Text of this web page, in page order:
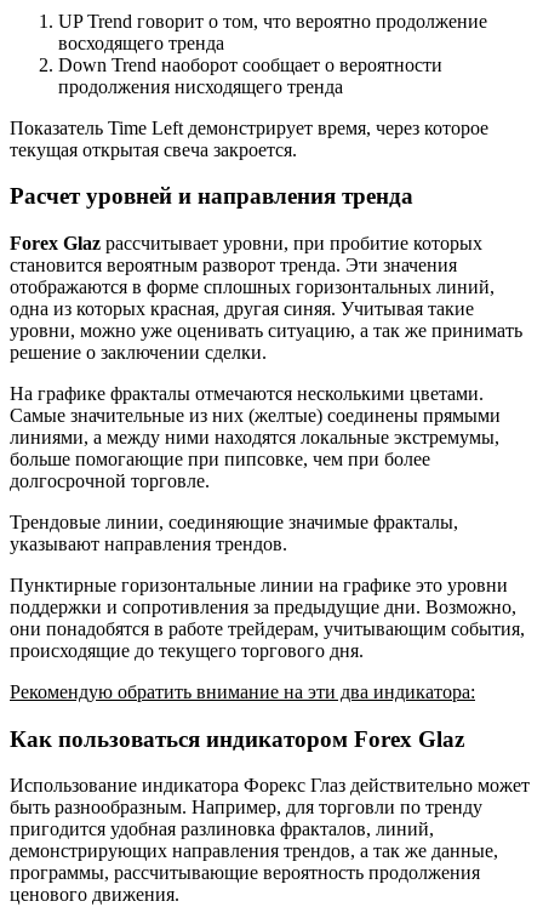
UP Trend говорит о том, что вероятно продолжение
восходящего тренда
Down Trend наоборот сообщает о вероятности
продолжения нисходящего тренда
Показатель Time Left демонстрирует время, через которое
текущая открытая свеча закроется.
Расчет уровней и направления тренда
Forex Glaz рассчитывает уровни, при пробитие которых
становится вероятным разворот тренда. Эти значения
отображаются в форме сплошных горизонтальных линий,
одна из которых красная, другая синяя. Учитывая такие
уровни, можно уже оценивать ситуацию, а так же принимать
решение о заключении сделки.
На графике фракталы отмечаются несколькими цветами.
Самые значительные из них (желтые) соединены прямыми
линиями, а между ними находятся локальные экстремумы,
больше помогающие при пипсовке, чем при более
долгосрочной торговле.
Трендовые линии, соединяющие значимые фракталы,
указывают направления трендов.
Пунктирные горизонтальные линии на графике это уровни
поддержки и сопротивления за предыдущие дни. Возможно,
они понадобятся в работе трейдерам, учитывающим события,
происходящие до текущего торгового дня.
Рекомендую обратить внимание на эти два индикатора:
Как пользоваться индикатором Forex Glaz
Использование индикатора Форекс Глаз действительно может
быть разнообразным. Например, для торговли по тренду
пригодится удобная разлиновка фракталов, линий,
демонстрирующих направления трендов, а так же данные,
программы, рассчитывающие вероятность продолжения
ценового движения.